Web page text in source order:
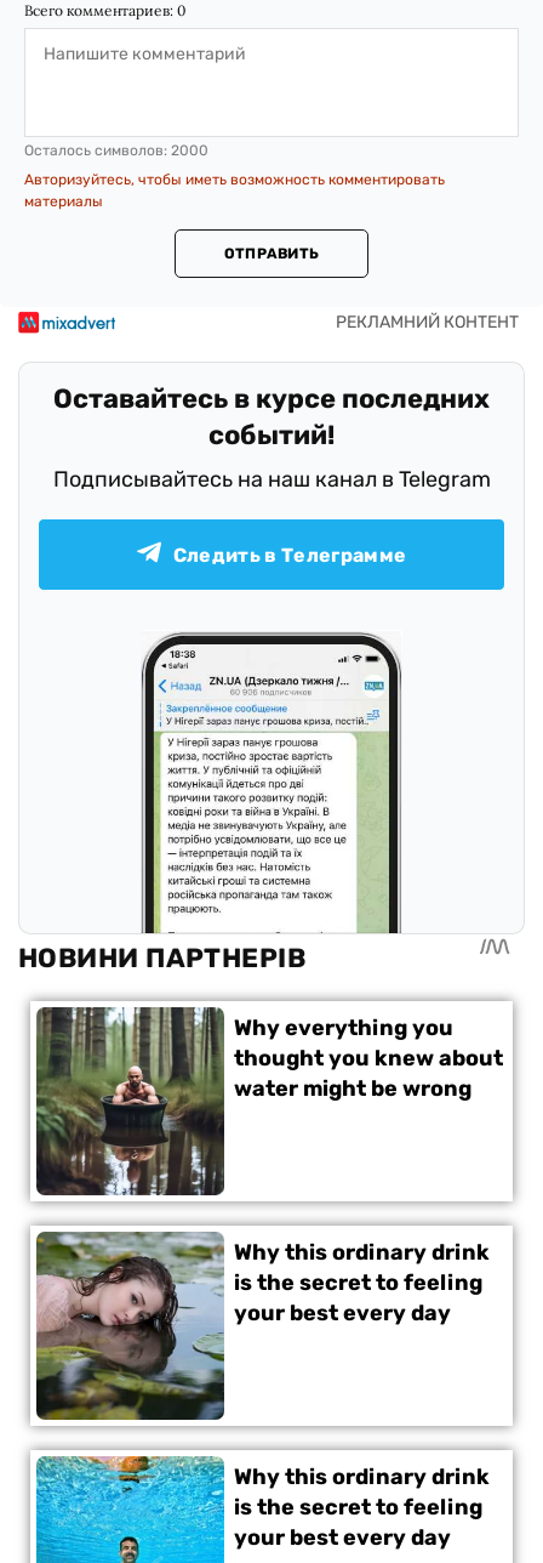
Всего комментариев: 0
Осталось символов: 2000
Авторизуйтесь, чтобы иметь возможность комментировать
материалы
ОТПРАВИТЬ
Оставайтесь в курсе последних
событий!
Подписывайтесь на наш канал в Telegram
Следить в Телеграмме